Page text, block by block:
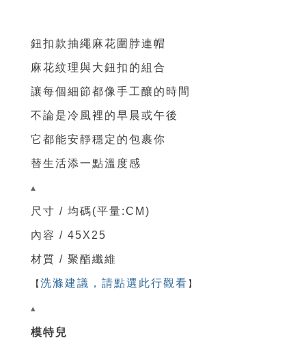
鈕扣款抽繩麻花圍脖連帽
麻花紋理與大鈕扣的組合
讓每個細節都像手工釀的時間
不論是冷風裡的早晨或午後
它都能安靜穩定的包裹你
替生活添一點溫度感
▴
尺寸 / 均碼(平量:CM)
內容 / 45X25
材質 / 聚酯纖維
【洗滌建議，請點選此行觀看】
▴
模特兒